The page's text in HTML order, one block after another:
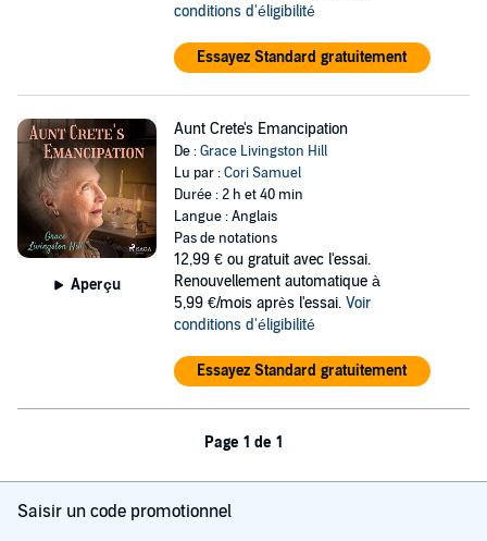
conditions d'éligibilité
Essayez Standard gratuitement
Aperçu
Aunt Crete's Emancipation
De :Grace Livingston Hill
Lu par :Cori Samuel
Durée : 2 h et 40 min
Langue : Anglais
Pas de notations
12,99 € ou gratuit avec l'essai.
Renouvellement automatique à
5,99 €/mois après l'essai. Voir
conditions d'éligibilité
Essayez Standard gratuitement
Page 1 de 1
Saisir un code promotionnel